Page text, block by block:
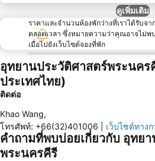
ดูเพิ่มเติม
ราคาและจำนวนห้องพักว่างที่เราได้รับจ
ตลอดเวลา ซึ่งหมายความว่าคุณอาจไม่พ
เมื่อไปยังเว็บไซต์จองที่พัก
อุทยานประวัติศาสตร์พระนคร
ประเทศไทย)
ติดต่อ
Khao Wang,
โทรศัพท์: +66(32)401006 เว็บไซต์ทางก
คำถามที่พบบ่อยเกี่ยวกับ อุทย
พระนครคีรี